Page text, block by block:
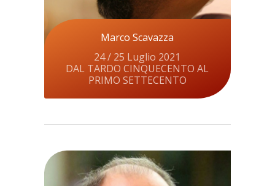
Marco Scavazza
24 / 25 Luglio 2021
DAL TARDO CINQUECENTO AL
PRIMO SETTECENTO